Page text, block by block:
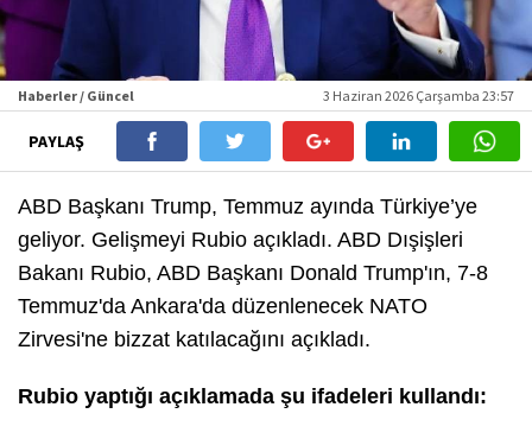
Haberler / Güncel 3 Haziran 2026 Çarşamba 23:57
PAYLAŞ
ABD Başkanı Trump, Temmuz ayında Türkiye’ye
geliyor. Gelişmeyi Rubio açıkladı. ABD Dışişleri
Bakanı Rubio, ABD Başkanı Donald Trump'ın, 7-8
Temmuz'da Ankara'da düzenlenecek NATO
Zirvesi'ne bizzat katılacağını açıkladı.
Rubio yaptığı açıklamada şu ifadeleri kullandı: